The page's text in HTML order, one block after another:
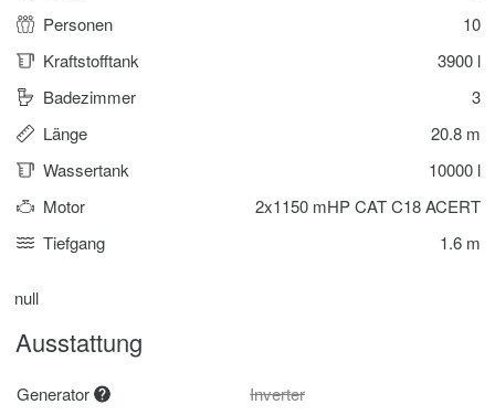
Personen
10
Kraftstofftank
3900 l
Badezimmer
3
Länge
20.8 m
Wassertank
10000 l
Motor
2x1150 mHP CAT C18 ACERT
Tiefgang
1.6 m
null
Ausstattung
Generator
Inverter